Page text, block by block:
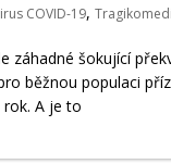
COVID-19,
záhadné šokující
běžnou populaci
A je to